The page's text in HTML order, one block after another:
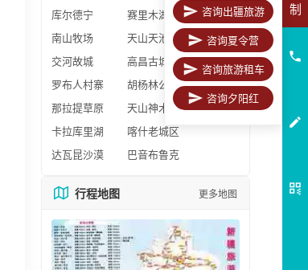
库尔德宁
赛里木湖
南山牧场
天山天池
交河故城
高昌古城
罗布人村寨
胡杨林公园
那拉提草原
天山神木园
卡拉库里湖
喀什老城区
达瓦昆沙漠
巴音布鲁克
行程地图 更多地图
制
咨询出疆旅游
咨询夏令营
咨询旅游租车
咨询夕阳红